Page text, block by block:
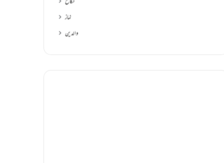
نماز
والدین